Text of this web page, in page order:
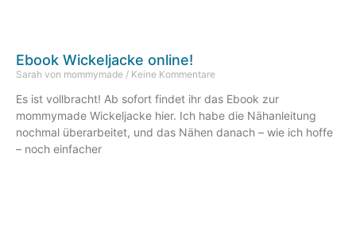
Ebook Wickeljacke online!
Sarah von mommymade Keine Kommentare
Es ist vollbracht! Ab sofort findet ihr das Ebook zur
mommymade Wickeljacke hier. Ich habe die Nähanleitung
nochmal überarbeitet, und das Nähen danach – wie ich hoffe
– noch einfacher